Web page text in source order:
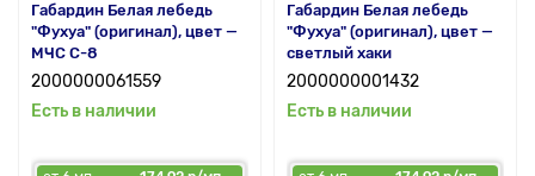
Габардин Белая лебедь
"Фухуа" (оригинал), цвет —
МЧС С-8
2000000061559
Есть в наличии
Габардин Белая лебедь
"Фухуа" (оригинал), цвет —
светлый хаки
2000000001432
Есть в наличии